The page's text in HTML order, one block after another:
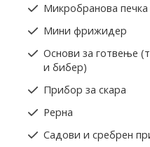
Микробранова печка
Мини фрижидер
Основи за готвење
и бибер)
Прибор за скара
Рерна
Садови и сребрен